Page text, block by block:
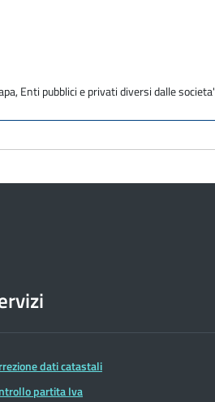
Enti pubblici e privati diversi dalle societa'
dati catastali
partita Iva